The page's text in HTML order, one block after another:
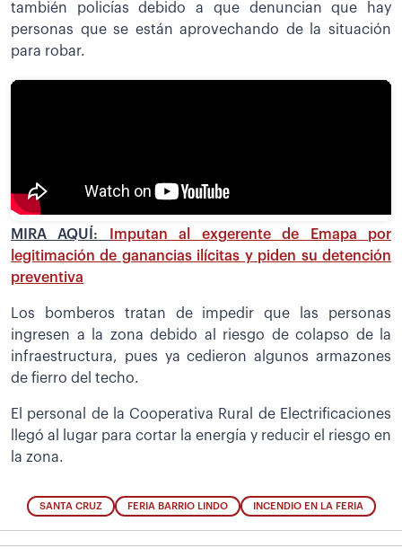
también policías debido a que denuncian que hay
personas que se están aprovechando de la situación
para robar.
MIRA AQUÍ:
Imputan al exgerente de Emapa por
legitimación de ganancias ilícitas y piden su detención
preventiva
Los bomberos tratan de impedir que las personas
ingresen a la zona debido al riesgo de colapso de la
infraestructura, pues ya cedieron algunos armazones
de fierro del techo.
El personal de la Cooperativa Rural de Electrificaciones
llegó al lugar para cortar la energía y reducir el riesgo en
la zona.
SANTA CRUZ FERIA BARRIO LINDO INCENDIO EN LA FERIA